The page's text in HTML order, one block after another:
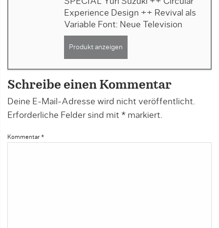
Experience Design ++ Revival als
Variable Font: Neue Television
Produkt anzeigen
Schreibe einen Kommentar
Deine E-Mail-Adresse wird nicht veröffentlicht.
Erforderliche Felder sind mit * markiert.
Kommentar *